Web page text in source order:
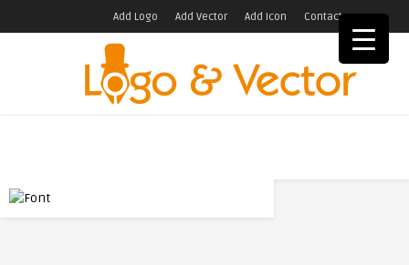
Add Logo Add Vector Add Icon Contact